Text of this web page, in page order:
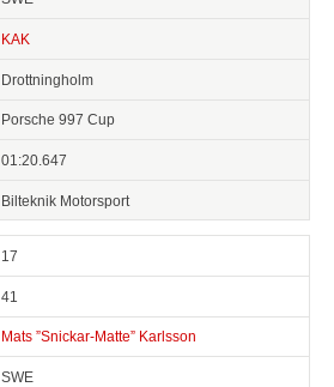
KAK
Drottningholm
Porsche 997 Cup
01:20.647
Bilteknik Motorsport
17
41
Mats ”Snickar-Matte” Karlsson
SWE